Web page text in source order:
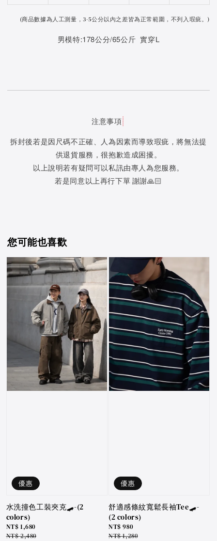
(商品數據為人工測量，3-5公分以內之差皆為正常範圍，不列入瑕疵。)
男模特:178公分/65公斤 實穿L
注意事項
拆封後若是因尺碼不正確、人為因素而導致瑕疵，將無法提
供退貨服務，很抱歉造成困擾。
以上說明若有疑問可以私訊由專人為您服務。
若是同意以上再行下單 謝謝🙏🏻
您可能也喜歡
優惠
水洗撞色工裝夾克🛹-(2
colors)
Sale
price
NT$ 1,680
Regular
NT$ 2,480
優惠
舒適感條紋寬鬆長袖Tee🛹-
(2 colors)
Sale
price
NT$ 980
Regular
NT$ 1,280